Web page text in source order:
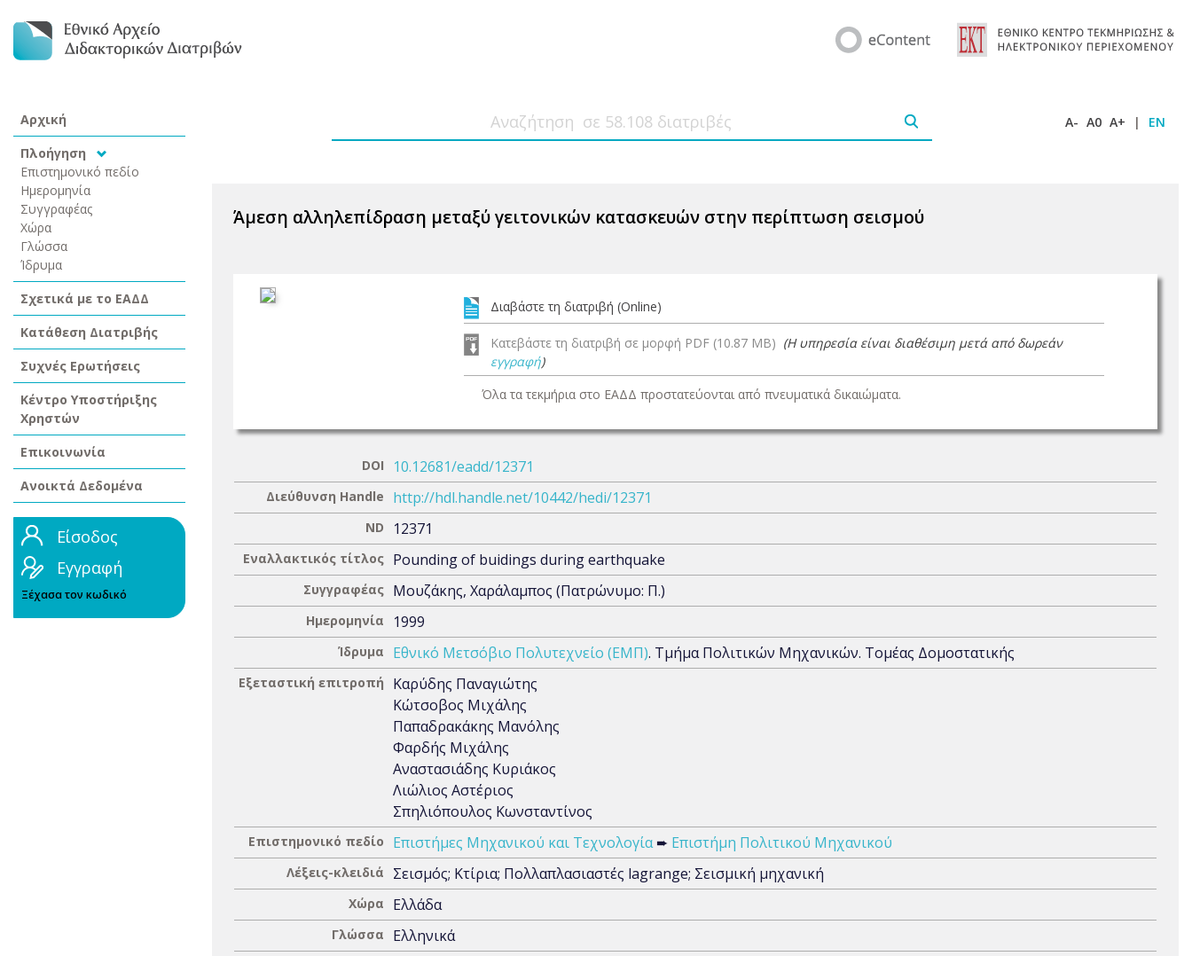
Αρχική
Πλοήγηση
Επιστημονικό πεδίο
Ημερομηνία
Συγγραφέας
Χώρα
Γλώσσα
Ίδρυμα
Σχετικά με το ΕΑΔΔ
Κατάθεση Διατριβής
Συχνές Ερωτήσεις
Κέντρο Υποστήριξης
Χρηστών
Επικοινωνία
Ανοικτά Δεδομένα
Είσοδος
Εγγραφή
Ξέχασα τον κωδικό
A- A0 A+ | EN
Άμεση αλληλεπίδραση μεταξύ γειτονικών κατασκευών στην περίπτωση σεισμού
Διαβάστε τη διατριβή (Online)
Κατεβάστε τη διατριβή σε μορφή PDF (10.87 MB) (Η υπηρεσία είναι διαθέσιμη μετά από δωρεάν
εγγραφή)
Όλα τα τεκμήρια στο ΕΑΔΔ προστατεύονται από πνευματικά δικαιώματα.
DOI 10.12681/eadd/12371
Διεύθυνση Handle http://hdl.handle.net/10442/hedi/12371
ND 12371
Εναλλακτικός τίτλος Pounding of buidings during earthquake
Συγγραφέας Μουζάκης, Χαράλαμπος (Πατρώνυμο: Π.)
Ημερομηνία 1999
Ίδρυμα Εθνικό Μετσόβιο Πολυτεχνείο (ΕΜΠ). Τμήμα Πολιτικών Μηχανικών. Τομέας Δομοστατικής
Εξεταστική επιτροπή
Καρύδης Παναγιώτης
Κώτσοβος Μιχάλης
Παπαδρακάκης Μανόλης
Φαρδής Μιχάλης
Αναστασιάδης Κυριάκος
Λιώλιος Αστέριος
Σπηλιόπουλος Κωνσταντίνος
Επιστημονικό πεδίο Επιστήμες Μηχανικού και Τεχνολογία➨ Επιστήμη Πολιτικού Μηχανικού
Λέξεις-κλειδιά Σεισμός; Κτίρια; Πολλαπλασιαστές lagrange; Σεισμική μηχανική
Χώρα Ελλάδα
Γλώσσα Ελληνικά